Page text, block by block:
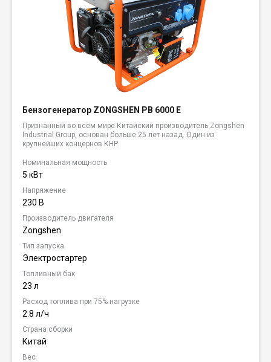
Бензогенератор ZONGSHEN PB 6000 E
Признанный во всем мире Китайский производитель Zongshen
Industrial Group, основан больше 25 лет назад. Один из
крупнейших концернов КНР.
Номинальная мощность
5 кВт
Напряжение
230 В
Производитель двигателя
Zongshen
Тип запуска
Электростартер
Топливный бак
23 л
Расход топлива при 75% нагрузке
2.8 л/ч
Страна сборки
Китай
Вес